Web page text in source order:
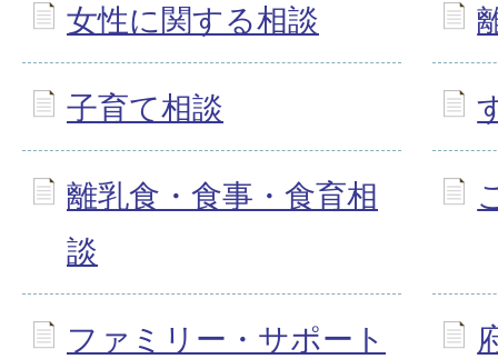
女性に関する相談
子育て相談
離乳食・食事・食育相
談
ファミリー・サポート